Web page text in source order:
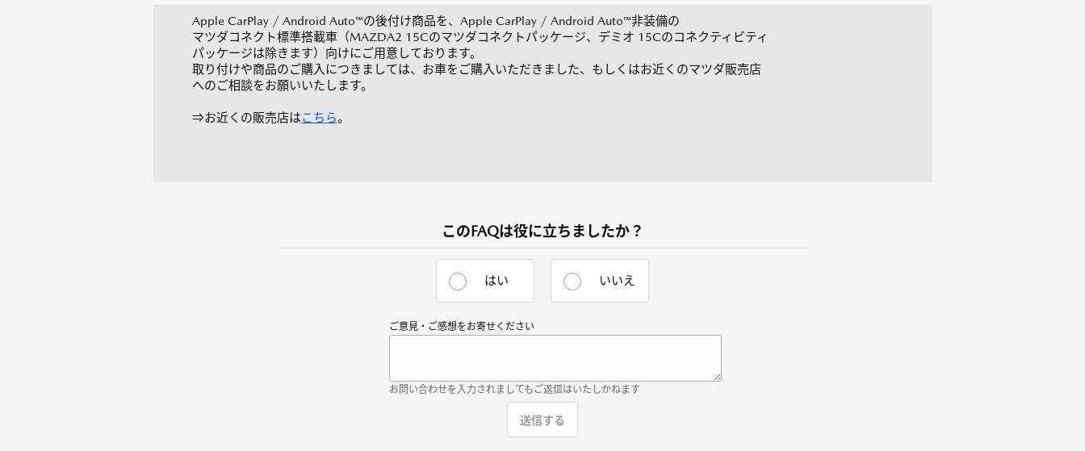
Apple CarPlay / Android Auto™の後付け商品を、Apple CarPlay / Android Auto™非装備の
マツダコネクト標準搭載車（MAZDA2 15Cのマツダコネクトパッケージ、デミオ 15Cのコネクティビティ
パッケージは除きます）向けにご用意しております。
取り付けや商品のご購入につきましては、お車をご購入いただきました、もしくはお近くのマツダ販売店
へのご相談をお願いいたします。
⇒お近くの販売店はこちら。
このFAQは役に立ちましたか？
はい いいえ
ご意見・ご感想をお寄せください
お問い合わせを入力されましてもご返信はいたしかねます